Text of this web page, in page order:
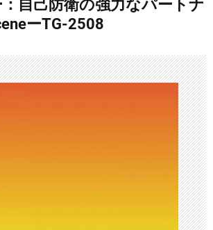
自己防衛の強力なパートナ
ーTG-2508